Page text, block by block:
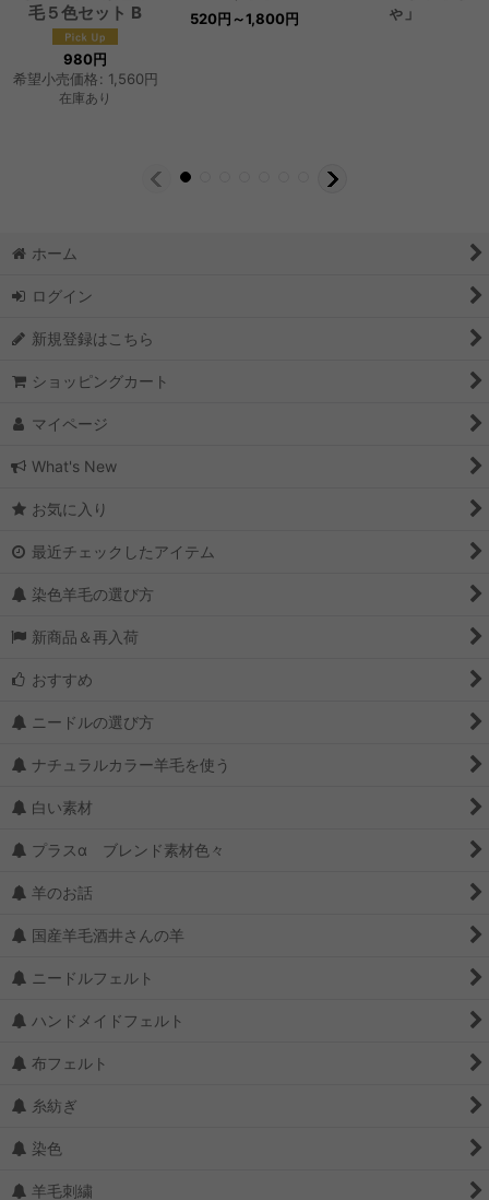
毛５色セット B
980円
希望小売価格: 1,560円
在庫あり
520円 ～1,800円
ゃ」
ホーム
ログイン
新規登録はこちら
ショッピングカート
マイページ
What's New
お気に入り
最近チェックしたアイテム
染色羊毛の選び方
新商品＆再入荷
おすすめ
ニードルの選び方
ナチュラルカラー羊毛を使う
白い素材
プラスα ブレンド素材色々
羊のお話
国産羊毛酒井さんの羊
ニードルフェルト
ハンドメイドフェルト
布フェルト
糸紡ぎ
染色
羊毛刺繍